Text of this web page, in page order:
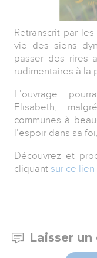
Retranscrit par
vie des siens
passer des rires
rudimentaires à la
L’ouvrage
Elisabeth,
communes à
l’espoir dans sa
Découvrez et
cliquant sur ce lien
Laisser